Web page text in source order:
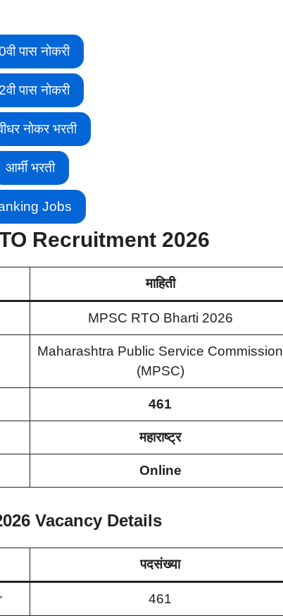
पास नोकरी
पास नोकरी
नोकर भरती
आर्मी भरती
Jobs
Recruitment 2026
माहिती
MPSC RTO Bharti 2026
Maharashtra Public Service Commission
(MPSC)
461
महाराष्ट्र
Online
Vacancy Details
पदसंख्या
461